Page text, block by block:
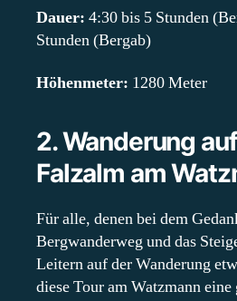
Dauer: 4:30 bis 5 Stunden
Stunden (Bergab)
Höhenmeter: 1280 Meter
2. Wanderung
Falzalm am
Für alle, denen bei dem
Bergwanderweg und das
Leitern auf der Wanderung
diese Tour am Watzmann